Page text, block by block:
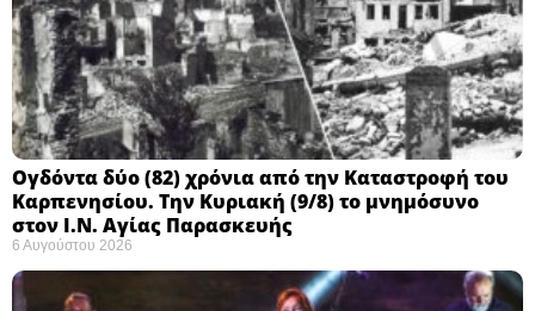
Ογδόντα δύο (82) χρόνια από την Καταστροφή του
Καρπενησίου. Την Κυριακή (9/8) το μνημόσυνο
στον Ι.Ν. Αγίας Παρασκευής
6 Αυγούστου 2026